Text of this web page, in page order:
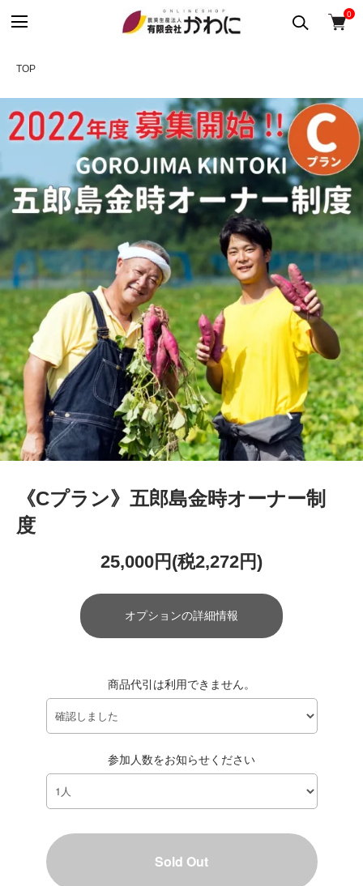
0
TOP
《Cプラン》五郎島金時オーナー制
度
25,000円(税2,272円)
オプションの詳細情報
商品代引は利用できません。
参加人数をお知らせください
Sold Out